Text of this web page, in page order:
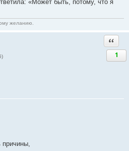
«Может быть, потому, что я
желанию.
1
причины,